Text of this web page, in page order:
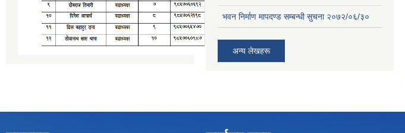
भवन निर्माण मापदण्ड सम्बन्धी सुचना २०७२/०६/३०
अन्य लेखहरू